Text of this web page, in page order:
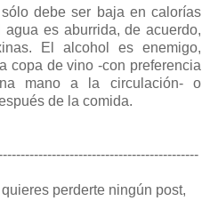
debe ser baja en calorías
es aburrida, de acuerdo,
El alcohol es enemigo,
copa de vino -con preferencia
mano a la circulación- o
de la comida.
perderte ningún post,